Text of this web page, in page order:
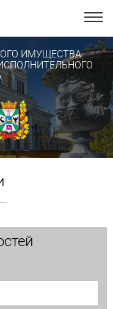
ИМУЩЕСТВА